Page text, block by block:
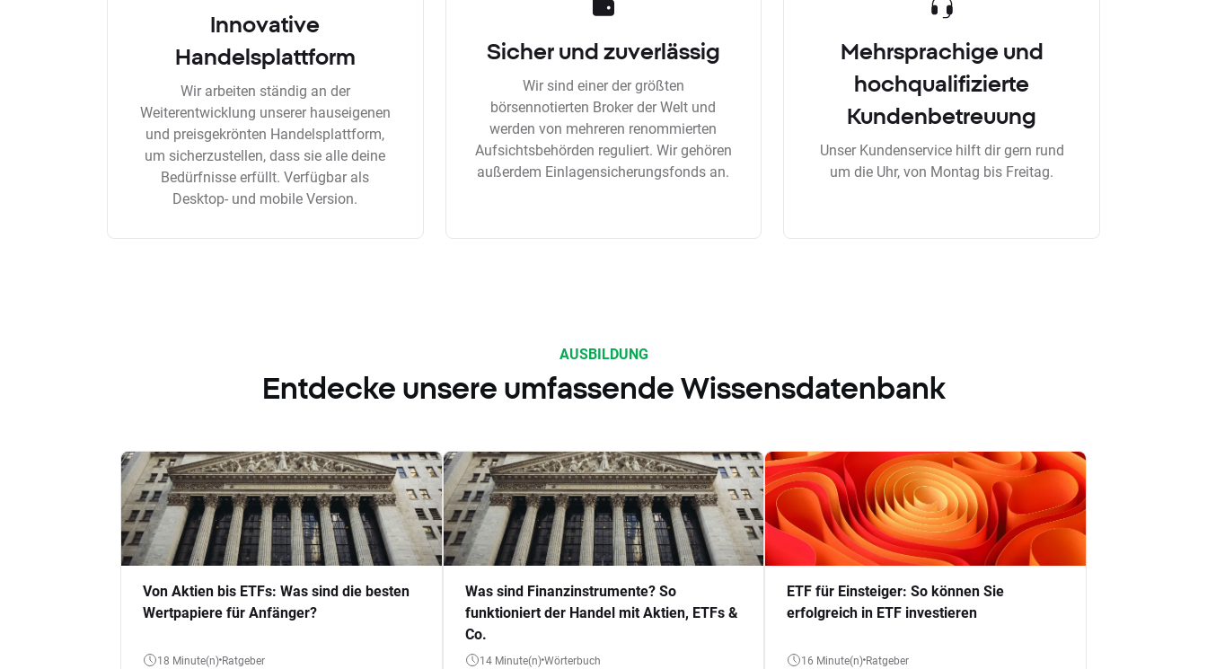
Innovative
Handelsplattform
Wir arbeiten ständig an der
Weiterentwicklung unserer hauseigenen
und preisgekrönten Handelsplattform,
um sicherzustellen, dass sie alle deine
Bedürfnisse erfüllt. Verfügbar als
Desktop- und mobile Version.
Sicher und zuverlässig
Wir sind einer der größten
börsennotierten Broker der Welt und
werden von mehreren renommierten
Aufsichtsbehörden reguliert. Wir gehören
außerdem Einlagensicherungsfonds an.
Mehrsprachige und
hochqualifizierte
Kundenbetreuung
Unser Kundenservice hilft dir gern rund
um die Uhr, von Montag bis Freitag.
AUSBILDUNG
Entdecke unsere umfassende Wissensdatenbank
Von Aktien bis ETFs: Was sind die besten
Wertpapiere für Anfänger?
18 Minute(n) Ratgeber
Was sind Finanzinstrumente? So
funktioniert der Handel mit Aktien, ETFs &
Co.
14 Minute(n) Wörterbuch
ETF für Einsteiger: So können Sie
erfolgreich in ETF investieren
16 Minute(n) Ratgeber